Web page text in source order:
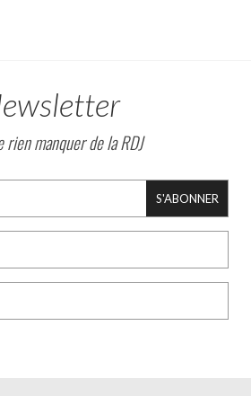
rien manquer de la RDJ
S'ABONNER